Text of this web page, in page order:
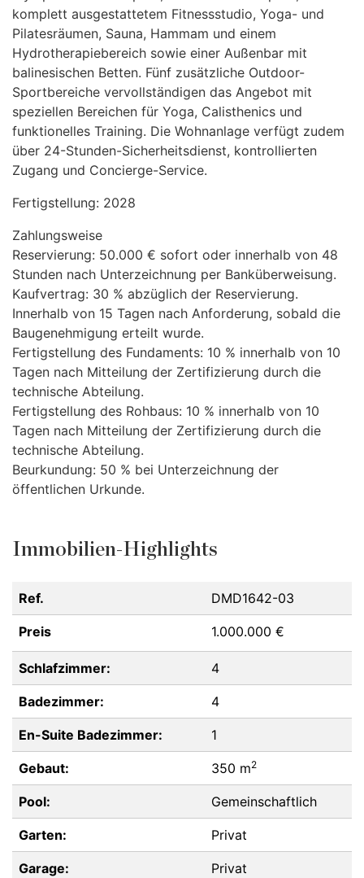
komplett ausgestattetem Fitnessstudio, Yoga- und
Pilatesräumen, Sauna, Hammam und einem
Hydrotherapiebereich sowie einer Außenbar mit
balinesischen Betten. Fünf zusätzliche Outdoor-
Sportbereiche vervollständigen das Angebot mit
speziellen Bereichen für Yoga, Calisthenics und
funktionelles Training. Die Wohnanlage verfügt zudem
über 24-Stunden-Sicherheitsdienst, kontrollierten
Zugang und Concierge-Service.
Fertigstellung: 2028
Zahlungsweise
Reservierung: 50.000 € sofort oder innerhalb von 48
Stunden nach Unterzeichnung per Banküberweisung.
Kaufvertrag: 30 % abzüglich der Reservierung.
Innerhalb von 15 Tagen nach Anforderung, sobald die
Baugenehmigung erteilt wurde.
Fertigstellung des Fundaments: 10 % innerhalb von 10
Tagen nach Mitteilung der Zertifizierung durch die
technische Abteilung.
Fertigstellung des Rohbaus: 10 % innerhalb von 10
Tagen nach Mitteilung der Zertifizierung durch die
technische Abteilung.
Beurkundung: 50 % bei Unterzeichnung der
öffentlichen Urkunde.
Immobilien-Highlights
Ref. DMD1642-03
Preis 1.000.000 €
Schlafzimmer: 4
Badezimmer: 4
En-Suite Badezimmer: 1
Gebaut: 350 m2
Pool: Gemeinschaftlich
Garten: Privat
Garage: Privat